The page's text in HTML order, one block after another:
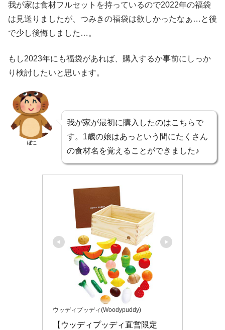
我が家は食材フルセットを持っているので2022年の福袋
は見送りましたが、つみきの福袋は欲しかったなぁ…と後
で少し後悔しました…。
もし2023年にも福袋があれば、購入するか事前にしっか
り検討したいと思います。
ぽこ
我が家が最初に購入したのはこちらで
す。1歳の娘はあっという間にたくさん
の食材名を覚えることができました♪
ウッディプッディ(Woodypuddy)
【ウッディプッディ直営限定